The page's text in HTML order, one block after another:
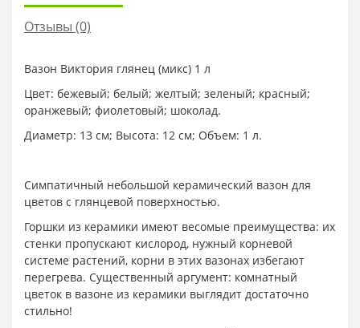
Отзывы (0)
Вазон Виктория глянец (микс) 1 л
Цвет: бежевый; белый; желтый; зеленый; красный;
оранжевый; фиолетовый; шоколад.
Диаметр: 13 см; Высота: 12 см; Объем: 1 л.
Симпатичный небольшой керамический вазон для
цветов с глянцевой поверхностью.
Горшки из керамики имеют весомые преимущества: их
стенки пропускают кислород, нужный корневой
системе растений, корни в этих вазонах избегают
перегрева. Существенный аргумент: комнатный
цветок в вазоне из керамики выглядит достаточно
стильно!